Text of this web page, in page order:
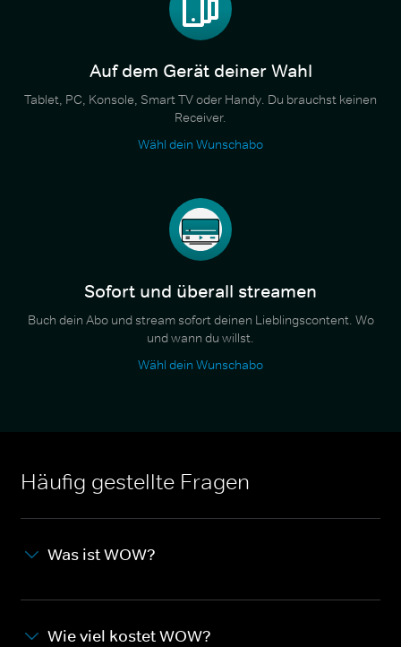
Auf dem Gerät deiner Wahl
Tablet, PC, Konsole, Smart TV oder Handy. Du brauchst keinen
Receiver.
Wähl dein Wunschabo
Sofort und überall streamen
Buch dein Abo und stream sofort deinen Lieblingscontent. Wo
und wann du willst.
Wähl dein Wunschabo
Häufig gestellte Fragen
Was ist WOW?
Wie viel kostet WOW?